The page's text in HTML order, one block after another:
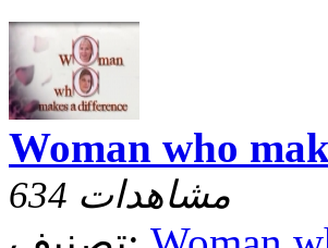
Woman who
634 مشاهدات